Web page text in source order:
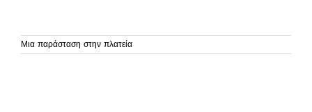
Μια παράσταση στην πλατεία